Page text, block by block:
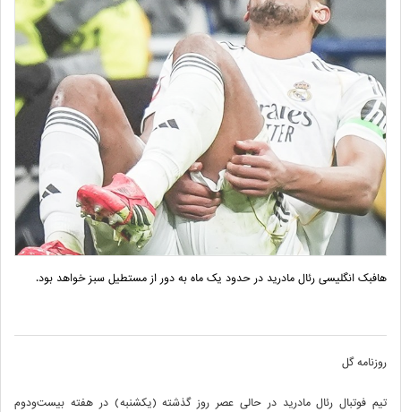
هافبک انگلیسی رئال مادرید در حدود یک ماه به دور از مستطیل سبز خواهد بود.
روزنامه گل
تیم فوتبال رئال مادرید در حالی عصر روز گذشته (یکشنبه) در هفته بیست‌ودوم